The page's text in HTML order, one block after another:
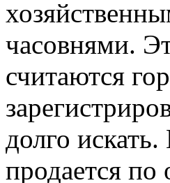
часовнями.
считаются
долго
продается